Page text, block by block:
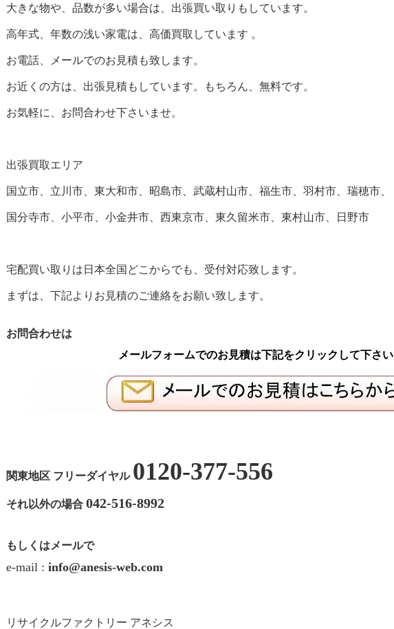
大きな物や、品数が多い場合は、出張買い取りもしています。
高年式、年数の浅い家電は、高価買取しています 。
お電話、メールでのお見積も致します。
お近くの方は、出張見積もしています。もちろん、無料です。
お気軽に、お問合わせ下さいませ。
出張買取エリア
国立市、立川市、東大和市、昭島市、武蔵村山市、福生市、羽村市、瑞穂市、
国分寺市、小平市、小金井市、西東京市、東久留米市、東村山市、日野市
宅配買い取りは日本全国どこからでも、受付対応致します。
まずは、下記よりお見積のご連絡をお願い致します。
お問合わせは
メールフォームでのお見積は下記をクリックして下さい
関東地区 フリーダイヤル 0120-377-556
それ以外の場合 042-516-8992
もしくはメールで
e-mail : info@anesis-web.com
リサイクルファクトリー アネシス